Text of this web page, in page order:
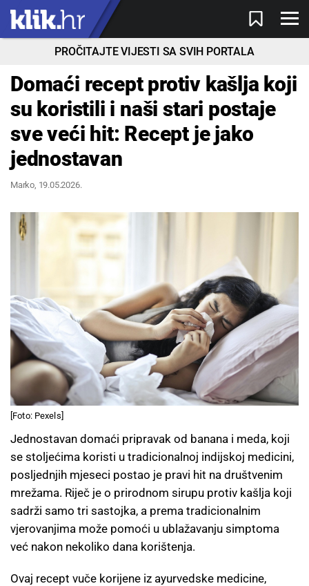
PROČITAJTE VIJESTI SA SVIH PORTALA
Domaći recept protiv kašlja koji
su koristili i naši stari postaje
sve veći hit: Recept je jako
jednostavan
Marko, 19.05.2026.
[Foto: Pexels]
Jednostavan domaći pripravak od banana i meda, koji
se stoljećima koristi u tradicionalnoj indijskoj medicini,
posljednjih mjeseci postao je pravi hit na društvenim
mrežama. Riječ je o prirodnom sirupu protiv kašlja koji
sadrži samo tri sastojka, a prema tradicionalnim
vjerovanjima može pomoći u ublažavanju simptoma
već nakon nekoliko dana korištenja.
Ovaj recept vuče korijene iz ayurvedske medicine,